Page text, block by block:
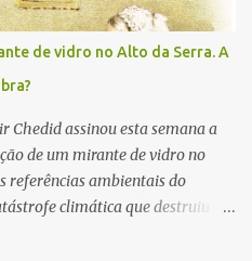
Penteado, em Serra Negra,
De acordo com o
todas as prefeituras envolvidas,
programada e os trechos serão
de vidro no Alto da Serra. A
assinou esta semana a
de um mirante de vidro no
referências ambientais do
climática que destruiu o